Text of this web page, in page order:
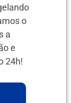
o
a
e
24h!